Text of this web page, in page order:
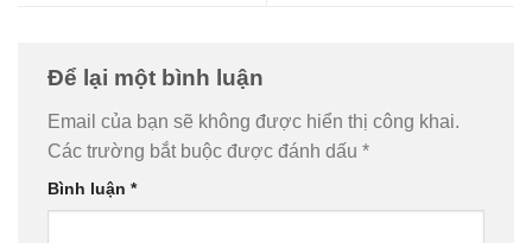
Để lại một bình luận
Email của bạn sẽ không được hiển thị công khai.
Các trường bắt buộc được đánh dấu *
Bình luận *